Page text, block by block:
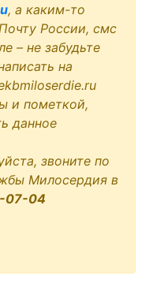
, а каким-то
России, смс
– не забудьте
на
и пометкой,
данное
звоните по
Милосердия в
07-04